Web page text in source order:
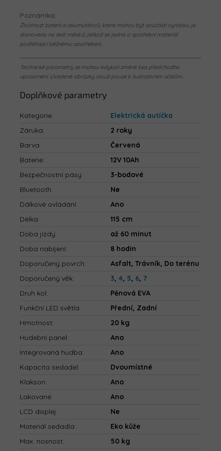
Poznámka:
Životnost baterií a akumulátorů, které mohou být součástí výrobku, je
stanovena na šest měsíců, jelikož se jedná o spotřební materiál
podléhající běžnému opotřebení.
Technické parametry se mohou kdykoli změnit bez předchozího
upozornění. Uvedené obrázky slouží pouze k ilustrativním účelům.
Doplňkové parametry
Kategorie:
Elektrická autíčka
Záruka:
2 roky
Barva:
Červená
Baterie:
12V 10Ah
Bezpečnostní pásy:
3-bodové
Bluetooth:
Ne
Dálkové ovládání:
Ano
Délka:
115 cm
Doba jízdy:
až 60 minut
Doba nabíjení:
8 hodin
Doporučený povrch:
Asfalt, Trávník, Do terénu
Doporučený věk: 3, 4, 5, 6, 7
Druh kol:
Pěnová EVA
Funkční LED světla:
Přední, Zadní
Hmotnost:
20 kg
Hudební panel:
Ano
Integrovaná hudba:
Ano
Kapacita sedadel:
Dvoumístné
Klakson:
Ano
Lakované:
Ano
LCD displej:
Ne
Materiál sedadla:
Eko kůže
Max. nosnost:
50 kg